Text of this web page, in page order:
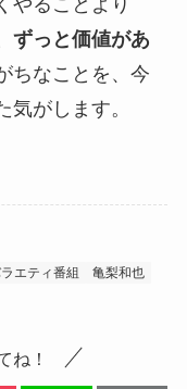
やることより
ずっと価値があ
ちなことを、今
気がします。
エティ番組
亀梨和也
ね！